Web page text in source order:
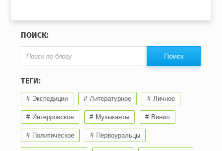
ПОИСК:
ТЕГИ:
Экспедиции Литературное Личное
Интерровское Музыканты Винил
Политическое Первоуральцы